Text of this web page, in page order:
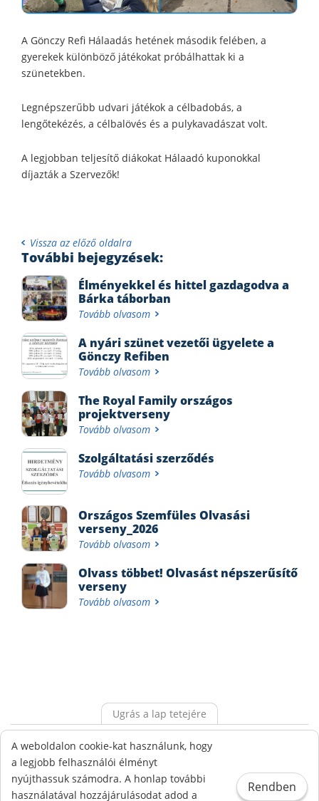
A Gönczy Refi Hálaadás hetének második felében, a
gyerekek különböző játékokat próbálhattak ki a
szünetekben.
Legnépszerűbb udvari játékok a célbadobás, a
lengőtekézés, a célbalövés és a pulykavadászat volt.
A legjobban teljesítő diákokat Hálaadó kuponokkal
díjazták a Szervezők!
Vissza az előző oldalra
További bejegyzések:
Élményekkel és hittel gazdagodva a
Bárka táborban
Tovább olvasom
A nyári szünet vezetői ügyelete a
Gönczy Refiben
Tovább olvasom
The Royal Family országos
projektverseny
Tovább olvasom
Szolgáltatási szerződés
Tovább olvasom
Országos Szemfüles Olvasási
verseny_2026
Tovább olvasom
Olvass többet! Olvasást népszerűsítő
verseny
Tovább olvasom
Ugrás a lap tetejére
Alapdokumentumok
Ökoiskola
Visszaélés bejelentési rendszer
© Gönczy Pál Református Sport és Két Tanítási Nyelvű
A weboldalon cookie-kat használunk, hogy
a legjobb felhasználói élményt
nyújthassuk számodra. A honlap további
használatával hozzájárulásodat adod a
Rendben